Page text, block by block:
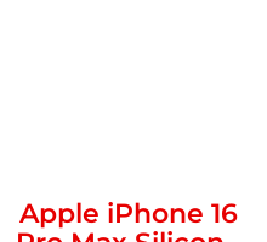
Apple iPhone 16